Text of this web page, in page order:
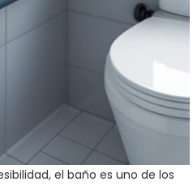
el baño es uno de los